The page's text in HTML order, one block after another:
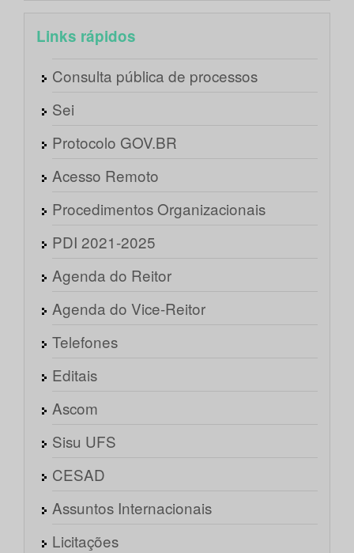
Links rápidos
Consulta pública de processos
Sei
Protocolo GOV.BR
Acesso Remoto
Procedimentos Organizacionais
PDI 2021-2025
Agenda do Reitor
Agenda do Vice-Reitor
Telefones
Editais
Ascom
Sisu UFS
CESAD
Assuntos Internacionais
Licitações